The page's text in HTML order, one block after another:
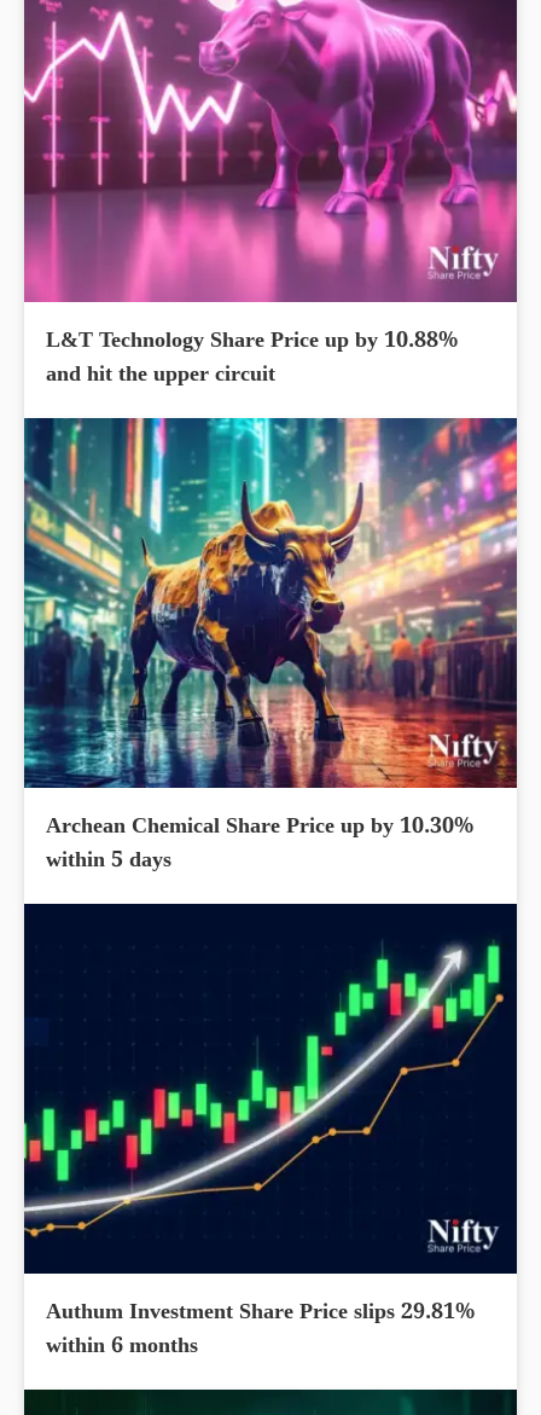
L&T Technology Share Price up by 10.88%
and hit the upper circuit
Archean Chemical Share Price up by 10.30%
within 5 days
Authum Investment Share Price slips 29.81%
within 6 months